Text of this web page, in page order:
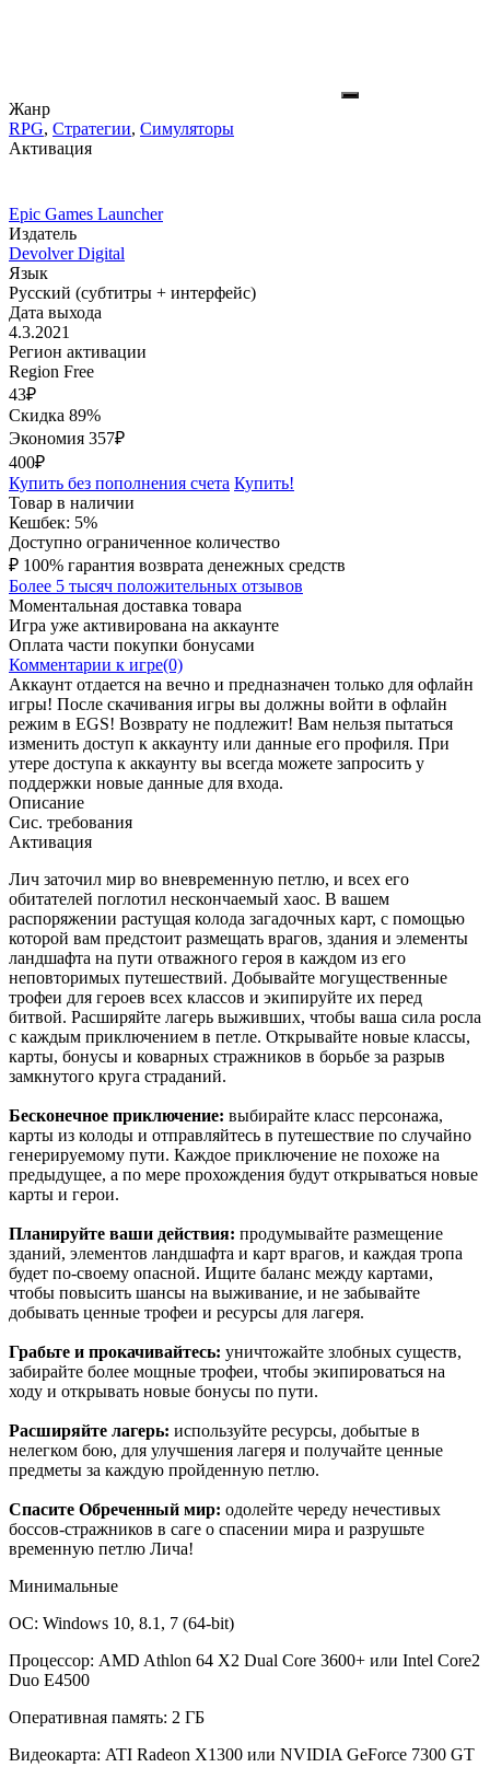
Жанр
RPG, Стратегии, Симуляторы
Активация
Epic Games Launcher
Издатель
Devolver Digital
Язык
Русский (субтитры + интерфейс)
Дата выхода
4.3.2021
Регион активации
Region Free
43₽
Скидка 89%
Экономия 357₽
400₽
Купить без пополнения счета Купить!
Товар в наличии
Кешбек: 5%
Доступно ограниченное количество
₽ 100% гарантия возврата денежных средств
Более 5 тысяч положительных отзывов
Моментальная доставка товара
Игра уже активирована на аккаунте
Оплата части покупки бонусами
Комментарии к игре(0)
Аккаунт отдается на вечно и предназначен только для офлайн
игры! После скачивания игры вы должны войти в офлайн
режим в EGS! Возврату не подлежит! Вам нельзя пытаться
изменить доступ к аккаунту или данные его профиля. При
утере доступа к аккаунту вы всегда можете запросить у
поддержки новые данные для входа.
Описание
Сис. требования
Активация
Лич заточил мир во вневременную петлю, и всех его
обитателей поглотил нескончаемый хаос. В вашем
распоряжении растущая колода загадочных карт, с помощью
которой вам предстоит размещать врагов, здания и элементы
ландшафта на пути отважного героя в каждом из его
неповторимых путешествий. Добывайте могущественные
трофеи для героев всех классов и экипируйте их перед
битвой. Расширяйте лагерь выживших, чтобы ваша сила росла
с каждым приключением в петле. Открывайте новые классы,
карты, бонусы и коварных стражников в борьбе за разрыв
замкнутого круга страданий.
Бесконечное приключение: выбирайте класс персонажа,
карты из колоды и отправляйтесь в путешествие по случайно
генерируемому пути. Каждое приключение не похоже на
предыдущее, а по мере прохождения будут открываться новые
карты и герои.
Планируйте ваши действия: продумывайте размещение
зданий, элементов ландшафта и карт врагов, и каждая тропа
будет по-своему опасной. Ищите баланс между картами,
чтобы повысить шансы на выживание, и не забывайте
добывать ценные трофеи и ресурсы для лагеря.
Грабьте и прокачивайтесь: уничтожайте злобных существ,
забирайте более мощные трофеи, чтобы экипироваться на
ходу и открывать новые бонусы по пути.
Расширяйте лагерь: используйте ресурсы, добытые в
нелегком бою, для улучшения лагеря и получайте ценные
предметы за каждую пройденную петлю.
Спасите Обреченный мир: одолейте череду нечестивых
боссов-стражников в саге о спасении мира и разрушьте
временную петлю Лича!
Минимальные
ОС: Windows 10, 8.1, 7 (64-bit)
Процессор: AMD Athlon 64 X2 Dual Core 3600+ или Intel Core2
Duo E4500
Оперативная память: 2 ГБ
Видеокарта: ATI Radeon X1300 или NVIDIA GeForce 7300 GT